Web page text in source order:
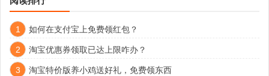
1 如何在支付宝上免费领红包？
2 淘宝优惠券领取已达上限咋办？
3 淘宝特价版养小鸡送好礼，免费领东西